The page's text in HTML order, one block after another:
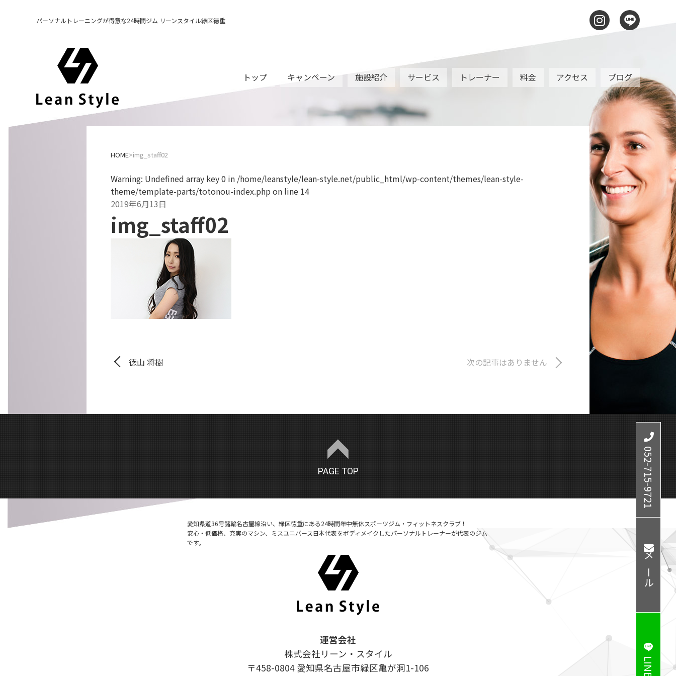
パーソナルトレーニングが得意な24時間ジム リーンスタイル緑区徳重
トップ キャンペーン 施設紹介 サービス トレーナー 料金 アクセス ブログ
HOME img_staff02
Warning: Undefined array key 0 in /home/leanstyle/lean-style.net/public_html/wp-content/themes/lean-style-
theme/template-parts/totonou-index.phpon line 14
2019年6月13日
img_staff02
徳山 将樹 次の記事はありません
PAGE TOP
愛知県道36号諸輪名古屋線沿い、緑区徳重にある24時間年中無休スポーツジム・フィットネスクラブ！
安心・低価格、充実のマシン、ミスユニバース日本代表をボディメイクしたパーソナルトレーナーが代表のジム
です。
運営会社
株式会社リーン・スタイル
〒458-0804 愛知県名古屋市緑区亀が洞1-106
052-715-9721
メール
LINE